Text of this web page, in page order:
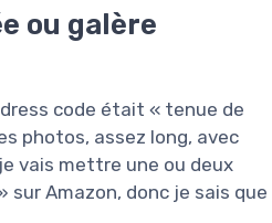
ou galère
code était « tenue de
photos, assez long, avec
vais mettre une ou deux
sur Amazon, donc je sais que